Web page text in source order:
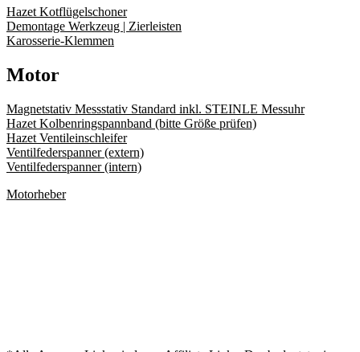
Hazet Kotflügelschoner
Demontage Werkzeug | Zierleisten
Karosserie-Klemmen
Motor
Magnetstativ Messstativ Standard inkl. STEINLE Messuhr
Hazet Kolbenringspannband (bitte Größe prüfen)
Hazet Ventileinschleifer
Ventilfederspanner (extern)
Ventilfederspanner (intern)
Motorheber